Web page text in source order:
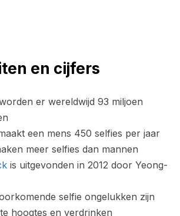
en cijfers
er wereldwijd 93 miljoen
een mens 450 selfies per jaar
meer selfies dan mannen
is uitgevonden in 2012 door Yeong-
selfie ongelukken zijn
hoogtes en verdrinken